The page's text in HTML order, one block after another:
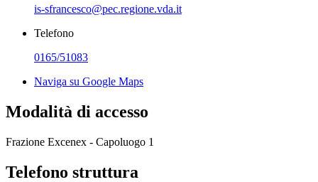
is-sfrancesco@pec.regione.vda.it
Telefono
0165/51083
Naviga su Google Maps
Modalità di accesso
Frazione Excenex - Capoluogo 1
Telefono struttura